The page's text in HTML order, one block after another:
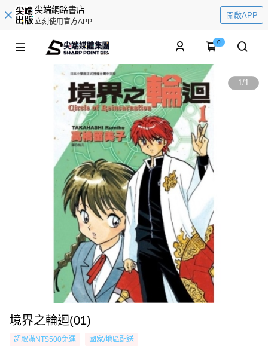
尖端網路書店
立刻使用官方APP
開啟APP
0
1/1
境界之輪迴(01)
超取滿NT$500免運 國家/地區配送